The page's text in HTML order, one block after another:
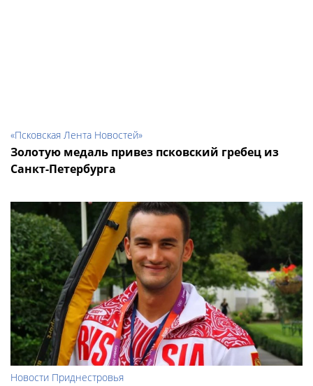
«Псковская Лента Новостей»
Золотую медаль привез псковский гребец из
Санкт-Петербурга
Новости Приднестровья